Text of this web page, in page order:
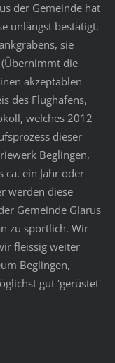
der Gemeinde hat
unlängst bestätigt.
sie
die
akzeptablen
des Flughafens,
welches 2012
dieser
Beglingen,
ca. ein Jahr oder
werden diese
Gemeinde Glarus
zu sportlich. Wir
fleissig weiter
Beglingen,
gut 'gerüstet'